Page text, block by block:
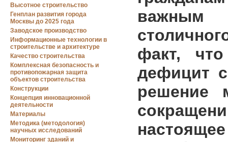
Высотное строительство
Генплан развития города
Москвы до 2025 года
Заводское производство
Информационные технологии в
строительстве и архитектуре
Качество строительства
Комплексная безопасность и
противопожарная защита
объектов строительства
Конструкции
Концепция инновационной
деятельности
Материалы
Методика (методология)
научных исследований
Мониторинг зданий и
важным
факт,
дефицит
решение